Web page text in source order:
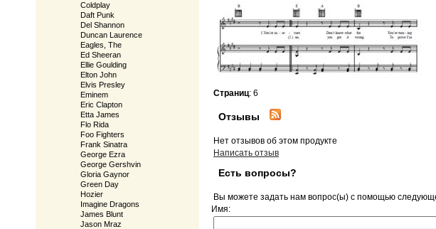
Coldplay
Daft Punk
Del Shannon
Duncan Laurence
Eagles, The
Ed Sheeran
Ellie Goulding
Elton John
Elvis Presley
Eminem
Eric Clapton
Etta James
Flo Rida
Foo Fighters
Frank Sinatra
George Ezra
George Gershvin
Gloria Gaynor
Green Day
Hozier
Imagine Dragons
James Blunt
Jason Mraz
Страниц: 6
Отзывы
Нет отзывов об этом продукте
Написать отзыв
Есть вопросы?
Вы можете задать нам вопрос(ы) с помощью
Имя: